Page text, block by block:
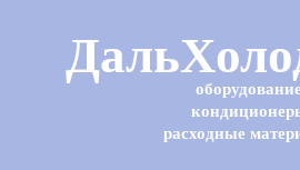
оборудование
расходные